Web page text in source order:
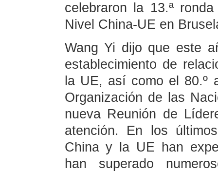
celebraron la 13.ª
Nivel China-UE en
Wang Yi dijo que este
establecimiento de
la UE, así como el 80.º
Organización de las
nueva Reunión de
atención. En los
China y la UE han
han superado